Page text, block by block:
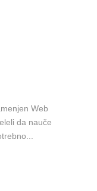
Web
da nauče